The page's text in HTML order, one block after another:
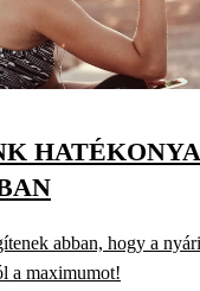
abban, hogy a
a maximumot!